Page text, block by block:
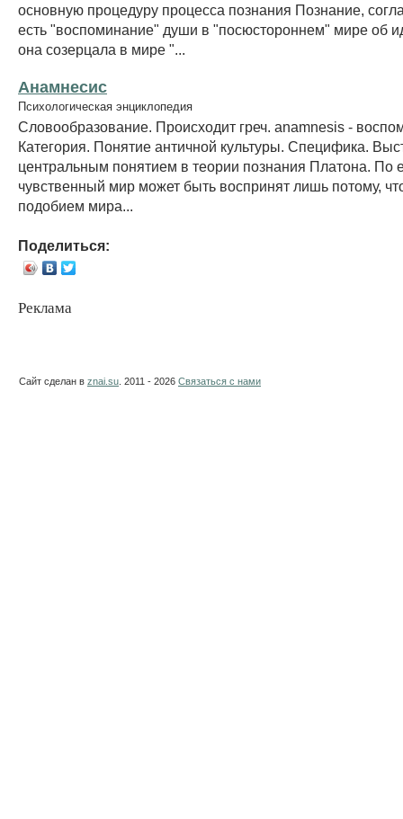
основную процедуру процесса познания Познание,
есть "воспоминание" души в "посюстороннем" мире об
она созерцала в мире "...
Анамнесис
Психологическая энциклопедия
Словообразование. Происходит греч. anamnesis -
Категория. Понятие античной культуры. Специфика.
центральным понятием в теории познания Платона. По
чувственный мир может быть воспринят лишь потому,
подобием мира...
Поделиться:
Реклама
Сайт сделан в znai.su . 2011 - 2026 Связаться с нами